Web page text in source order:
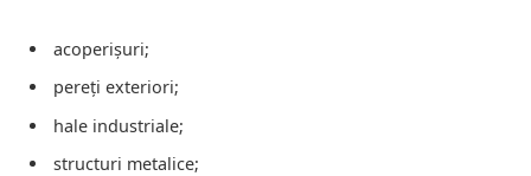
acoperișuri;
pereți exteriori;
hale industriale;
structuri metalice;